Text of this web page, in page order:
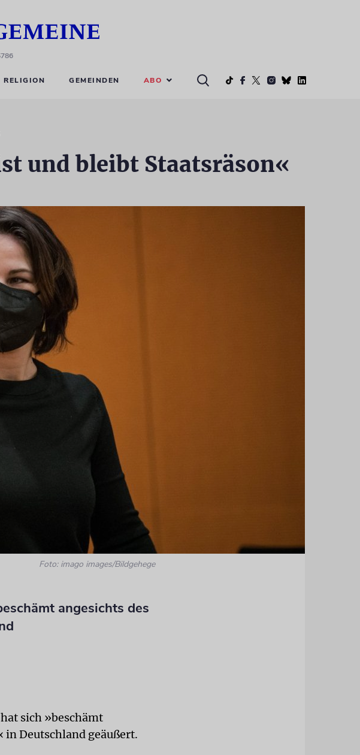
RELIGION GEMEINDEN ABO
und bleibt Staatsräson«
Foto: imago images/Bildgehege
angesichts des
sich »beschämt
Deutschland geäußert.